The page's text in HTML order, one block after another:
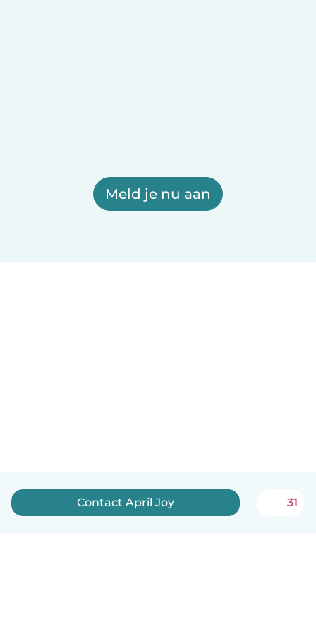
Meld je nu aan
Contact April Joy 31